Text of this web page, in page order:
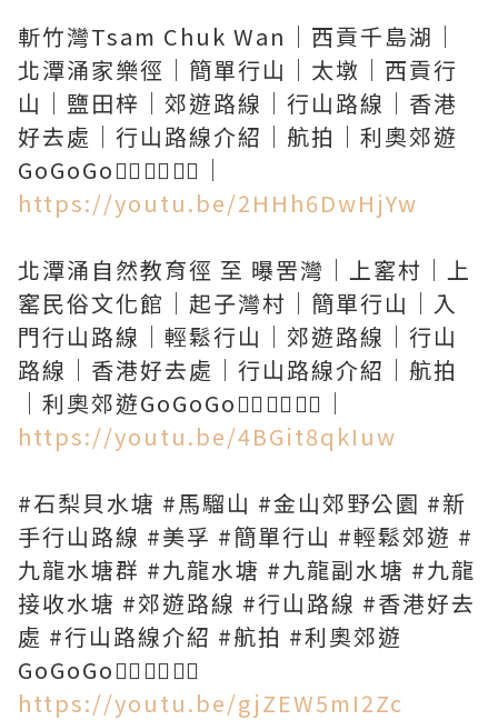
斬竹灣Tsam Chuk Wan｜西貢千島湖｜
北潭涌家樂徑｜簡單行山｜太墩｜西貢行
山｜鹽田梓｜郊遊路線｜行山路線｜香港
好去處｜行山路線介紹｜航拍｜利奧郊遊
https://youtu.be/2HHh6DwHjYw
北潭涌自然教育徑 至 曝罟灣｜上窰村｜上
窰民俗文化館｜起子灣村｜簡單行山｜入
門行山路線｜輕鬆行山｜郊遊路線｜行山
路線｜香港好去處｜行山路線介紹｜航拍
https://youtu.be/4BGit8qkIuw
#石梨貝水塘 #馬騮山 #金山郊野公園 #新
手行山路線 #美孚 #簡單行山 #輕鬆郊遊 #
九龍水塘群 #九龍水塘 #九龍副水塘 #九龍
接收水塘 #郊遊路線 #行山路線 #香港好去
處 #行山路線介紹 #航拍 #利奧郊遊
https://youtu.be/gjZEW5mI2Zc